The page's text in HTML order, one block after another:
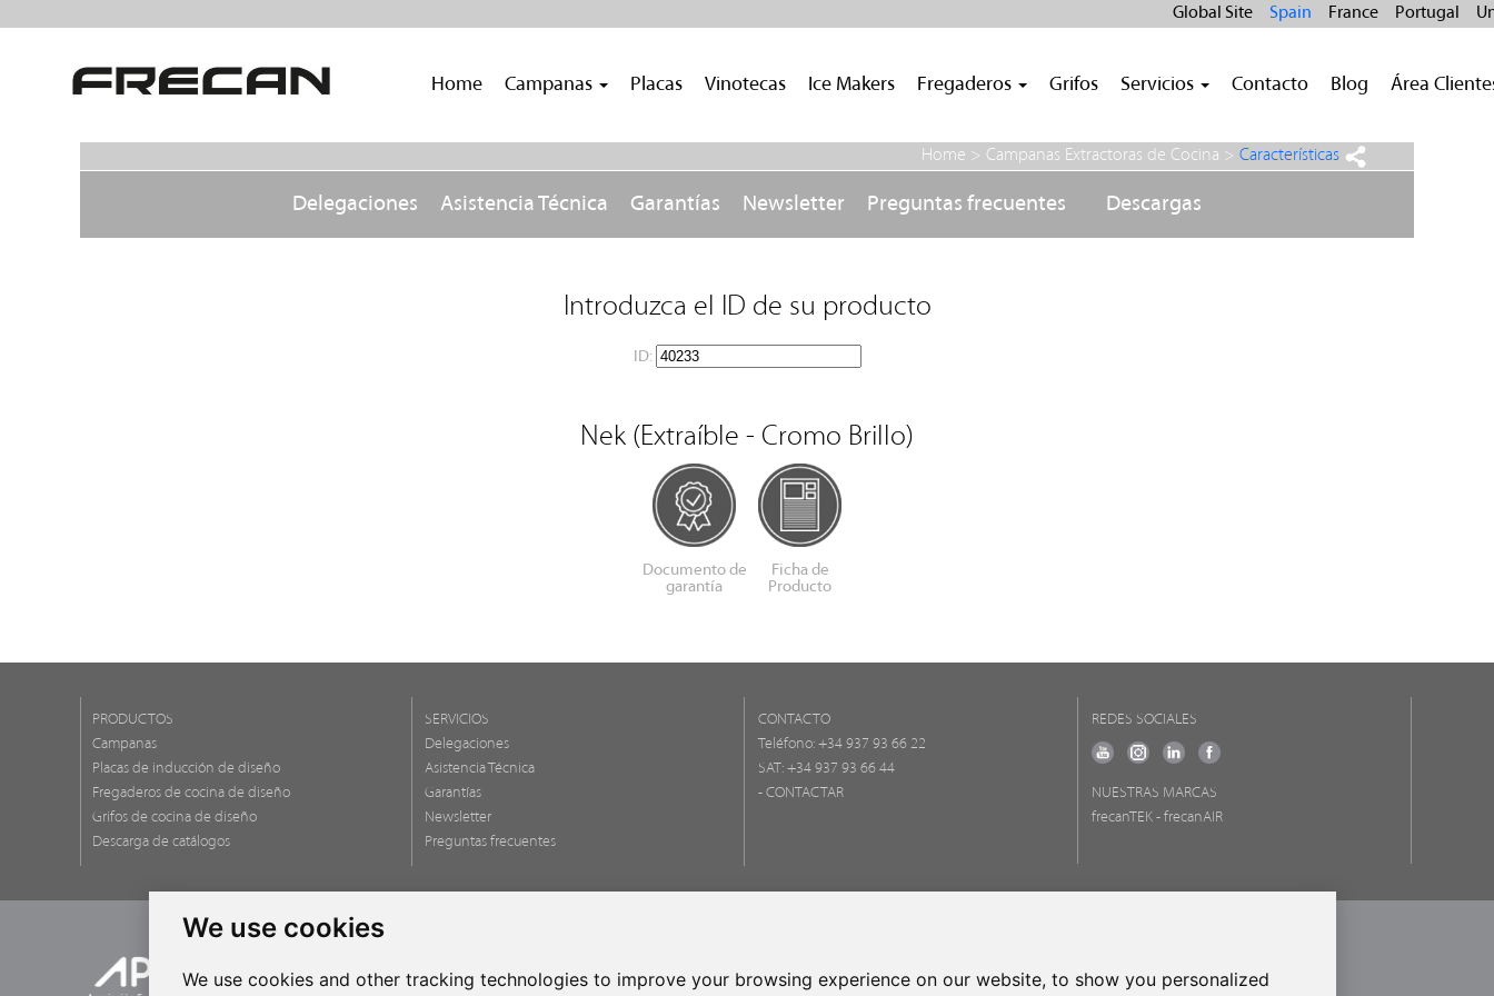
We use cookies
We use cookies and other tracking technologies to improve your browsing experience on our website, to show you personalized
Global Site Spain France Portugal
Home Campanas Placas Vinotecas Ice Makers Fregaderos Grifos Servicios Contacto Blog Área
Home > Campanas Extractoras de Cocina > Características
Delegaciones Asistencia Técnica Garantías Newsletter Preguntas frecuentes Descargas
Introduzca el ID de su producto
ID:
Nek (Extraíble - Cromo Brillo)
Documento de
garantía
Ficha de
Producto
PRODUCTOS
Campanas
Placas de inducción de diseño
Fregaderos de cocina de diseño
Grifos de cocina de diseño
Descarga de catálogos
SERVICIOS
Delegaciones
Asistencia Técnica
Garantías
Newsletter
Preguntas frecuentes
CONTACTO
Teléfono: +34 937 93 66 22
SAT: +34 937 93 66 44
- CONTACTAR
REDES SOCIALES
NUESTRAS MARCAS
frecanTEK - frecanAIR